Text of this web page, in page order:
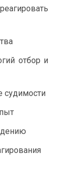
отбор и
судимости